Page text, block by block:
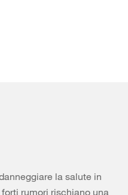
la salute in
rumori rischiano una